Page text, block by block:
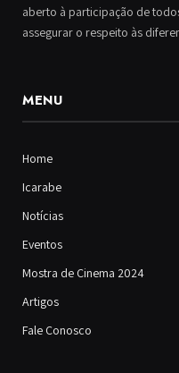
aberto à participação de
assegurar o respeito às
MENU
Home
Icarabe
Notícias
Eventos
Mostra de Cinema 2024
Artigos
Fale Conosco